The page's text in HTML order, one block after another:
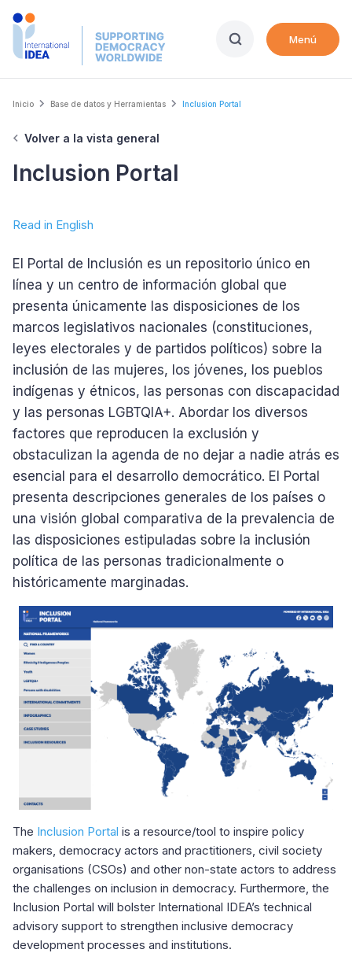
Skip
Menú
Breadcrumb
Inicio Base de datos y Herramientas Inclusion Portal
Volver a la vista general
Inclusion Portal
Read in English
El Portal de Inclusión es un repositorio único en
línea y un centro de información global que
presenta únicamente las disposiciones de los
marcos legislativos nacionales (constituciones,
leyes electorales y de partidos políticos) sobre la
inclusión de las mujeres, los jóvenes, los pueblos
indígenas y étnicos, las personas con discapacidad
y las personas LGBTQIA+. Abordar los diversos
factores que reproducen la exclusión y
obstaculizan la agenda de no dejar a nadie atrás es
esencial para el desarrollo democrático. El Portal
presenta descripciones generales de los países o
una visión global comparativa de la prevalencia de
las disposiciones estipuladas sobre la inclusión
política de las personas tradicionalmente o
históricamente marginadas.
The Inclusion Portal is a resource/tool to inspire policy
makers, democracy actors and practitioners, civil society
organisations (CSOs) and other non-state actors to address
the challenges on inclusion in democracy. Furthermore, the
Inclusion Portal will bolster International IDEA’s technical
advisory support to strengthen inclusive democracy
development processes and institutions.